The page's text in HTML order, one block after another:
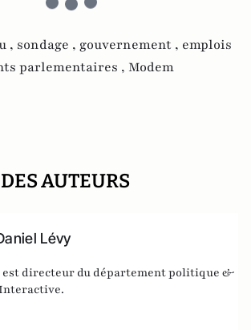
, sondage , gouvernement , emplois
parlementaires , Modem
AUTEURS
Lévy
est directeur du département politique &
.